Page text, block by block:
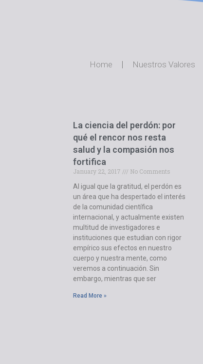
Home Nuestros Valores
La ciencia del perdón: por
qué el rencor nos resta
salud y la compasión nos
fortifica
January 22, 2017
No Comments
Al igual que la gratitud, el perdón es
un área que ha despertado el interés
de la comunidad científica
internacional, y actualmente existen
multitud de investigadores e
instituciones que estudian con rigor
empírico sus efectos en nuestro
cuerpo y nuestra mente, como
veremos a continuación. Sin
embargo, mientras que ser
Read More »